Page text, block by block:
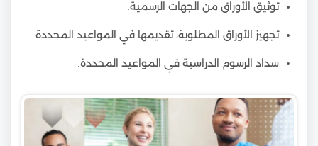
توثيق الأوراق من الجهات الرسمية.
تجهيز الأوراق المطلوبة، تقديمها في المواعيد المحددة.
سداد الرسوم الدراسية في المواعيد المحددة.